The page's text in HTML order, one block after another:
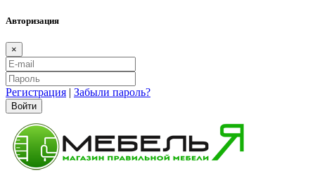
Авторизация
×
Регистрация | Забыли пароль?
Войти